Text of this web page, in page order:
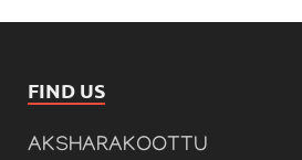
FIND US
AKSHARAKOOTTU